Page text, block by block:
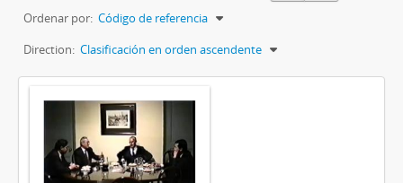
Ordenar por: Código de referencia
Direction: Clasificación en orden ascendente